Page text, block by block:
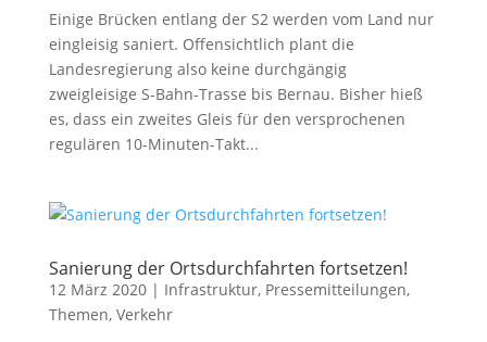
Einige Brücken entlang der S2 werden vom Land nur
eingleisig saniert. Offensichtlich plant die
Landesregierung also keine durchgängig
zweigleisige S-Bahn-Trasse bis Bernau. Bisher hieß
es, dass ein zweites Gleis für den versprochenen
regulären 10-Minuten-Takt...
Sanierung der Ortsdurchfahrten fortsetzen!
12 März 2020| Infrastruktur, Pressemitteilungen,
Themen, Verkehr